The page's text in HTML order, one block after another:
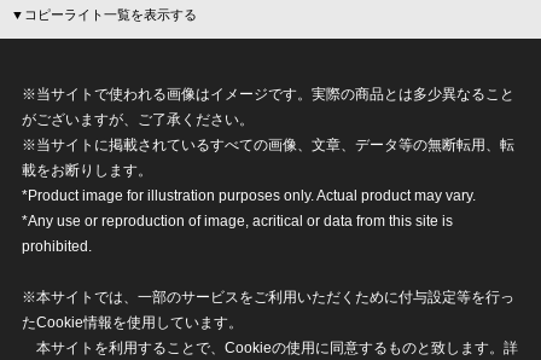
▼コピーライト一覧を表示する
※当サイトで使われる画像はイメージです。実際の商品とは多少異なること
がございますが、ご了承ください。
※当サイトに掲載されているすべての画像、文章、データ等の無断転用、転
載をお断りします。
*Product image for illustration purposes only. Actual product may vary.
*Any use or reproduction of image, acritical or data from this site is
prohibited.
※本サイトでは、一部のサービスをご利用いただくために付与設定等を行っ
たCookie情報を使用しています。
本サイトを利用することで、Cookieの使用に同意するものと致します。詳